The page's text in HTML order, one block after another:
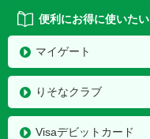
便利にお得に使いたい
マイゲート
りそなクラブ
Visaデビットカード